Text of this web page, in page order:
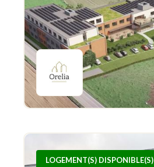
LOGEMENT(S) DISPONIBLE(S)